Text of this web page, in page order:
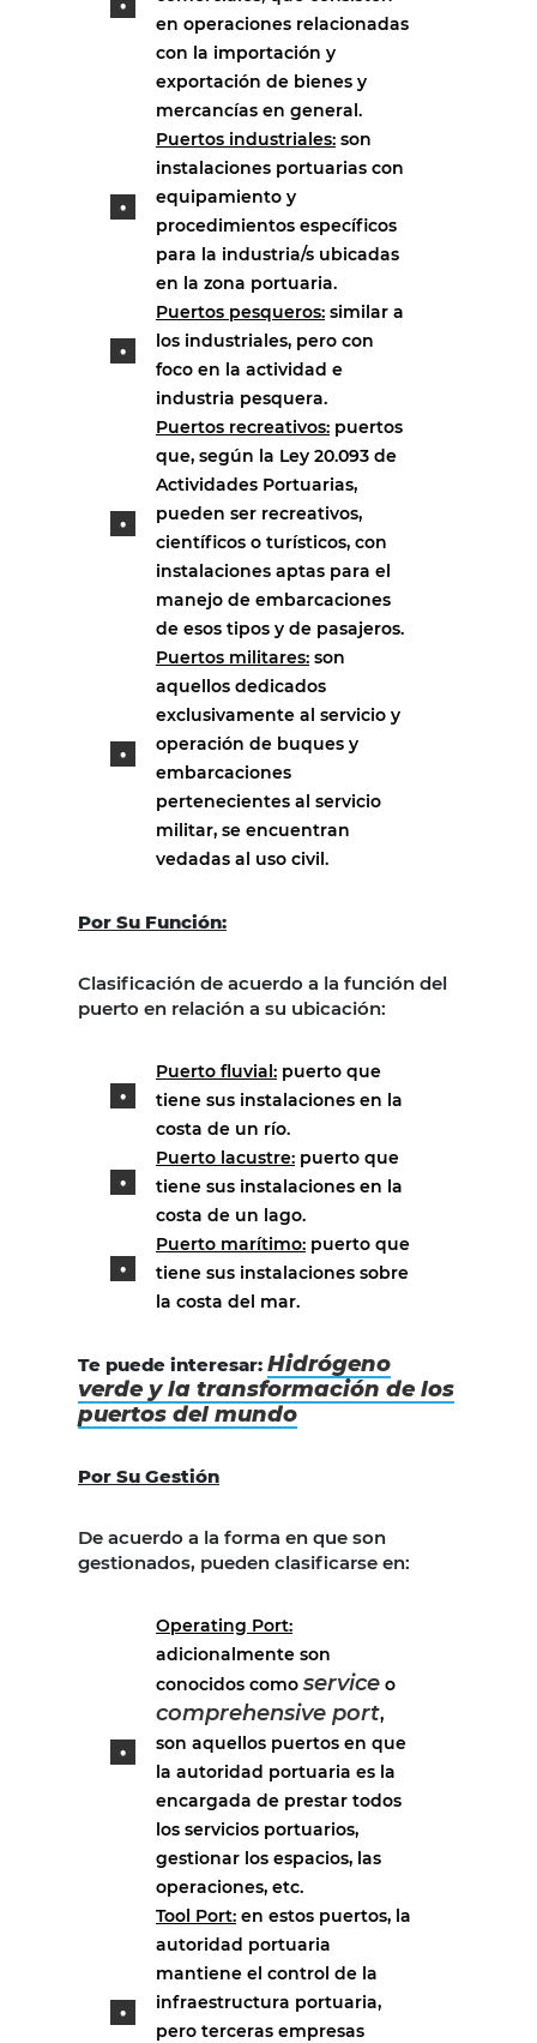
en operaciones relacionadas
con la importación y
exportación de bienes y
mercancías en general.
Puertos industriales: son
instalaciones portuarias con
equipamiento y
procedimientos específicos
para la industria/s ubicadas
en la zona portuaria.
Puertos pesqueros: similar a
los industriales, pero con
foco en la actividad e
industria pesquera.
Puertos recreativos: puertos
que, según la Ley 20.093 de
Actividades Portuarias,
pueden ser recreativos,
científicos o turísticos, con
instalaciones aptas para el
manejo de embarcaciones
de esos tipos y de pasajeros.
Puertos militares: son
aquellos dedicados
exclusivamente al servicio y
operación de buques y
embarcaciones
pertenecientes al servicio
militar, se encuentran
vedadas al uso civil.
Por Su Función:
Clasificación de acuerdo a la función del
puerto en relación a su ubicación:
Puerto fluvial: puerto que
tiene sus instalaciones en la
costa de un río.
Puerto lacustre: puerto que
tiene sus instalaciones en la
costa de un lago.
Puerto marítimo: puerto que
tiene sus instalaciones sobre
la costa del mar.
Te puede interesar: Hidrógeno
verde y la transformación de los
puertos del mundo
Por Su Gestión
De acuerdo a la forma en que son
gestionados, pueden clasificarse en:
Operating Port:
adicionalmente son
conocidos como service o
comprehensive port,
son aquellos puertos en que
la autoridad portuaria es la
encargada de prestar todos
los servicios portuarios,
gestionar los espacios, las
operaciones, etc.
Tool Port: en estos puertos, la
autoridad portuaria
mantiene el control de la
infraestructura portuaria,
pero terceras empresas